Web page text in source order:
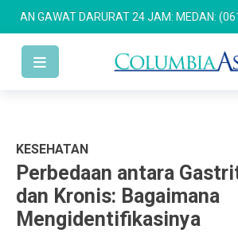
DARURAT 24 JAM: MEDAN: (061)
KESEHATAN
Perbedaan antara
dan Kronis: Bagaimana
Mengidentifikasinya